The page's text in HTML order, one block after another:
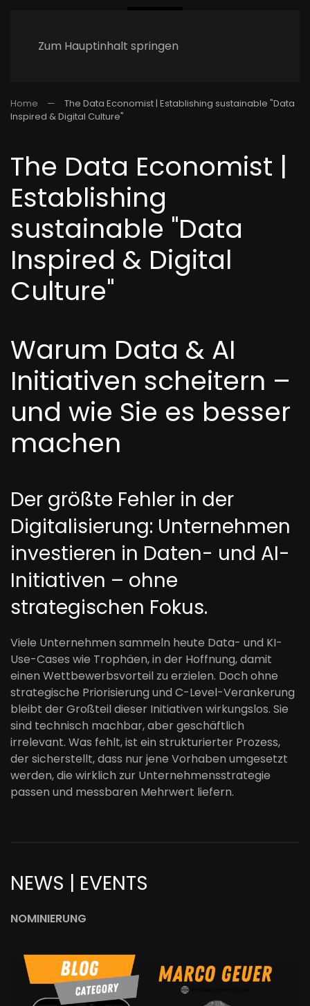
Zum Hauptinhalt springen
Home
The Data Economist | Establishing sustainable "Data
Inspired & Digital Culture"
The Data Economist |
Establishing
sustainable "Data
Inspired & Digital
Culture"
Warum Data & AI
Initiativen scheitern –
und wie Sie es besser
machen
Der größte Fehler in der
Digitalisierung: Unternehmen
investieren in Daten- und AI-
Initiativen – ohne
strategischen Fokus.
Viele Unternehmen sammeln heute Data- und KI-
Use-Cases wie Trophäen, in der Hoffnung, damit
einen Wettbewerbsvorteil zu erzielen. Doch ohne
strategische Priorisierung und C-Level-Verankerung
bleibt der Großteil dieser Initiativen wirkungslos. Sie
sind technisch machbar, aber geschäftlich
irrelevant. Was fehlt, ist ein strukturierter Prozess,
der sicherstellt, dass nur jene Vorhaben umgesetzt
werden, die wirklich zur Unternehmensstrategie
passen und messbaren Mehrwert liefern.
NEWS | EVENTS
NOMINIERUNG